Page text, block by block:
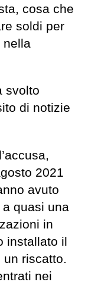
cosa che
soldi per
nella
svolto
di notizie
2021
avuto
quasi una
in
installato il
riscatto.
nei